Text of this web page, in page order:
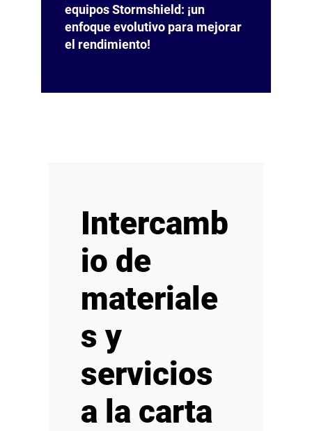
equipos Stormshield: ¡un
enfoque evolutivo para mejorar
el rendimiento!
Intercamb
io de
materiale
s y
servicios
a la carta